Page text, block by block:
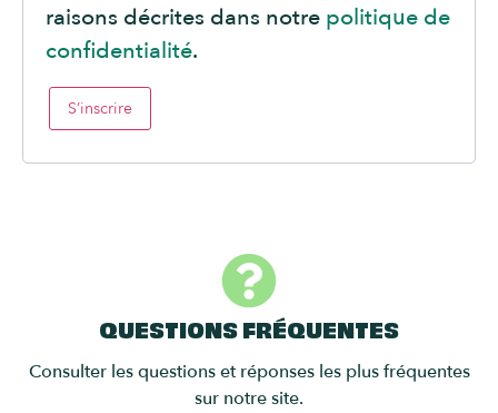
raisons décrites dans notre politique de
confidentialité.
S’inscrire
QUESTIONS FRÉQUENTES
Consulter les questions et réponses les plus fréquentes
sur notre site.